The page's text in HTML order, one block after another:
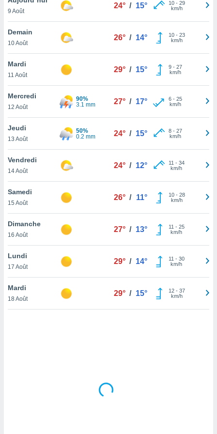
et
»,
au
vous
qu'ils
ou
le
ainsi
un
la
du
en
de
9 Août
24° / 15° 10- 29
km/h
Demain
10 Août
26° / 14° 10- 23
km/h
Mardi
11 Août
29° / 15° 9- 27
km/h
Mercredi
12 Août
90%
3.1 mm
27° / 17° 6- 25
km/h
Jeudi
13 Août
50%
0.2 mm
24° / 15° 8- 27
km/h
Vendredi
14 Août
24° / 12° 11 - 34
km/h
Samedi
15 Août
26° / 11° 10- 28
km/h
Dimanche
16 Août
27° / 13° 11 - 25
km/h
Lundi
17 Août
29° / 14° 11 - 30
km/h
Mardi
18 Août
29° / 15° 12- 37
km/h